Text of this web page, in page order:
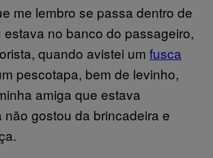
me lembro se passa dentro de
estava no banco do passageiro,
quando avistei um fusca
pescotapa, bem de levinho,
amiga que estava
não gostou da brincadeira e